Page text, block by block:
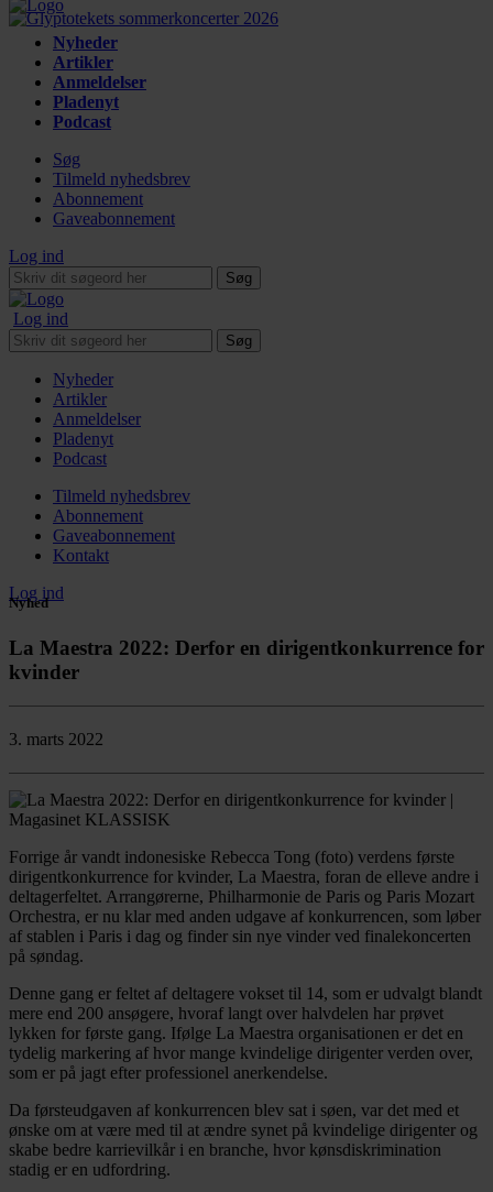
Nyheder
Artikler
Anmeldelser
Pladenyt
Podcast
Søg
Tilmeld nyhedsbrev
Abonnement
Gaveabonnement
Log ind
Søg
Log ind
Søg
Nyheder
Artikler
Anmeldelser
Pladenyt
Podcast
Tilmeld nyhedsbrev
Abonnement
Gaveabonnement
Kontakt
Log ind
Nyhed
La Maestra 2022: Derfor en dirigentkonkurrence for
kvinder
3. marts 2022
Forrige år vandt indonesiske Rebecca Tong (foto) verdens første
dirigentkonkurrence for kvinder, La Maestra, foran de elleve andre i
deltagerfeltet. Arrangørerne, Philharmonie de Paris og Paris Mozart
Orchestra, er nu klar med anden udgave af konkurrencen, som løber
af stablen i Paris i dag og finder sin nye vinder ved finalekoncerten
på søndag.
Denne gang er feltet af deltagere vokset til 14, som er udvalgt blandt
mere end 200 ansøgere, hvoraf langt over halvdelen har prøvet
lykken for første gang. Ifølge La Maestra organisationen er det en
tydelig markering af hvor mange kvindelige dirigenter verden over,
som er på jagt efter professionel anerkendelse.
Da førsteudgaven af konkurrencen blev sat i søen, var det med et
ønske om at være med til at ændre synet på kvindelige dirigenter og
skabe bedre karrievilkår i en branche, hvor kønsdiskrimination
stadig er en udfordring.